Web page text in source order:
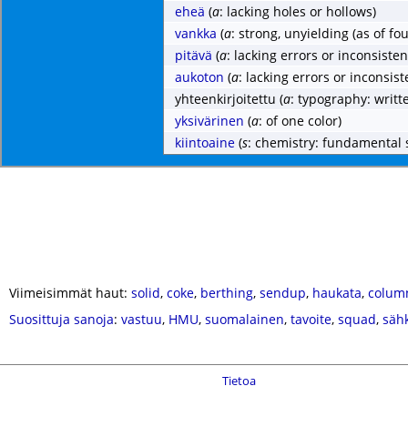
eheä (a: lacking holes or hollows)
vankka (a: strong, unyielding (as of
pitävä (a: lacking errors or
aukoton (a: lacking errors or
yhteenkirjoitettu (a: typography:
yksivärinen (a: of one color)
kiintoaine (s: chemistry: fundamental
Viimeisimmät haut: solid, coke, berthing, sendup, haukata,
Suosittuja sanoja: vastuu, HMU, suomalainen, tavoite, squad,
Tietoa